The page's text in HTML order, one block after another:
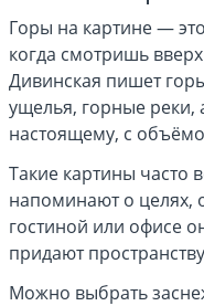
Горы на картине —
когда смотришь
Дивинская пишет
ущелья, горные реки,
настоящему, с
Такие картины часто
напоминают о целях,
гостиной или офисе
придают
Можно выбрать